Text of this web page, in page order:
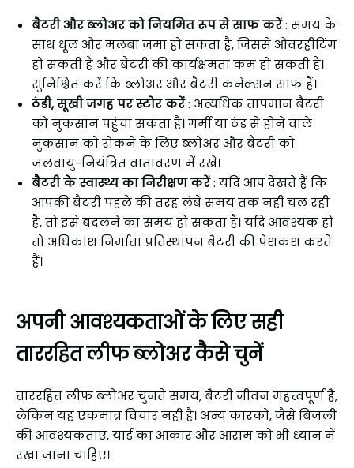
बैटरी और ब्लोअर को नियमित रूप से साफ करें: समय के
साथ धूल और मलबा जमा हो सकता है, जिससे ओवरहीटिंग
हो सकती है और बैटरी की कार्यक्षमता कम हो सकती है।
सुनिश्चित करें कि ब्लोअर और बैटरी कनेक्शन साफ ​​हैं।
ठंडी, सूखी जगह पर स्टोर करें: अत्यधिक तापमान बैटरी
को नुकसान पहुंचा सकता है। गर्मी या ठंड से होने वाले
नुकसान को रोकने के लिए ब्लोअर और बैटरी को
जलवायु-नियंत्रित वातावरण में रखें।
बैटरी के स्वास्थ्य का निरीक्षण करें: यदि आप देखते हैं कि
आपकी बैटरी पहले की तरह लंबे समय तक नहीं चल रही
है, तो इसे बदलने का समय हो सकता है। यदि आवश्यक हो
तो अधिकांश निर्माता प्रतिस्थापन बैटरी की पेशकश करते
हैं।
अपनी आवश्यकताओं के लिए सही
ताररहित लीफ ब्लोअर कैसे चुनें
ताररहित लीफ ब्लोअर चुनते समय, बैटरी जीवन महत्वपूर्ण है,
लेकिन यह एकमात्र विचार नहीं है। अन्य कारकों, जैसे बिजली
की आवश्यकताएं, यार्ड का आकार और आराम को भी ध्यान में
रखा जाना चाहिए।